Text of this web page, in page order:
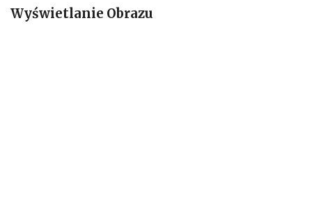
jWyświetlanie Obrazu